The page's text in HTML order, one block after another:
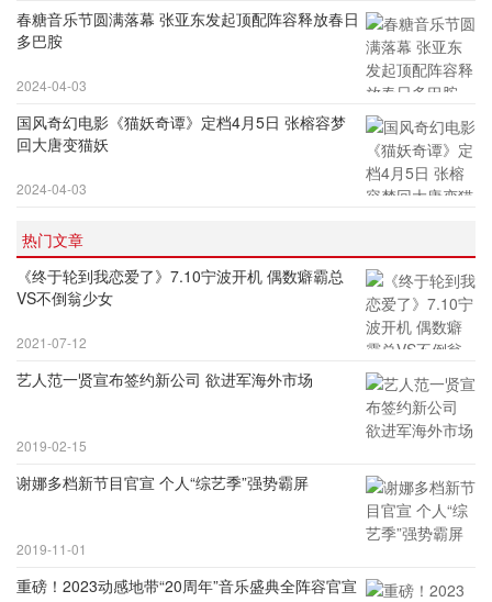
春糖音乐节圆满落幕 张亚东发起顶配阵容释放春日
多巴胺
2024-04-03
国风奇幻电影《猫妖奇谭》定档4月5日 张榕容梦
回大唐变猫妖
2024-04-03
热门文章
《终于轮到我恋爱了》7.10宁波开机 偶数癖霸总
VS不倒翁少女
2021-07-12
艺人范一贤宣布签约新公司 欲进军海外市场
2019-02-15
谢娜多档新节目官宣 个人“综艺季”强势霸屏
2019-11-01
重磅！2023动感地带“20周年”音乐盛典全阵容官宣